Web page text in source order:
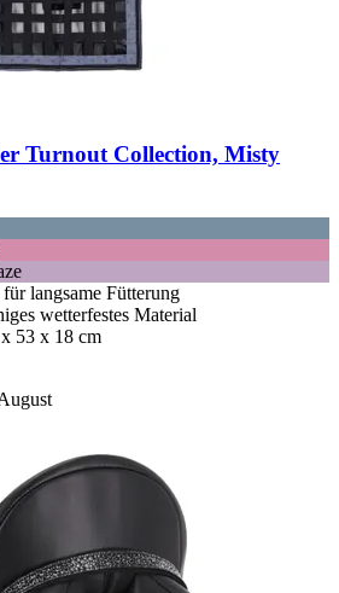
Turnout Collection, Misty
langsame Fütterung
wetterfestes Material
53 x 18 cm